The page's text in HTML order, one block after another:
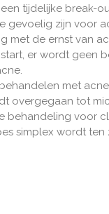
tijdelijke break-
gevoelig zijn voor
met de ernst van
er wordt geen
met
overgegaan tot
behandeling voor
simplex wordt